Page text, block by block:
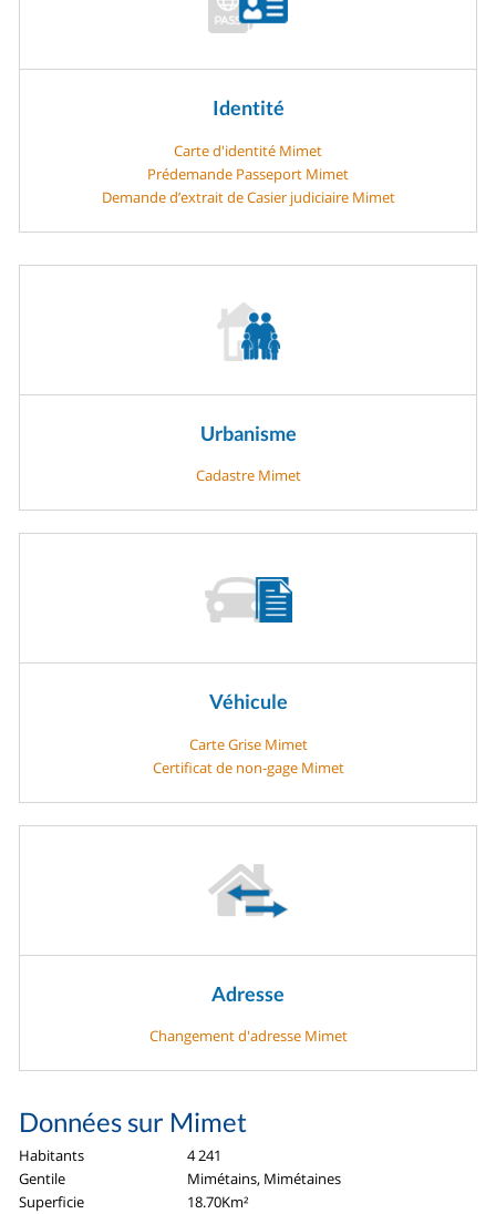
Identité
Carte d'identité Mimet
Prédemande Passeport Mimet
Demande d’extrait de Casier judiciaire Mimet
Urbanisme
Cadastre Mimet
Véhicule
Carte Grise Mimet
Certificat de non-gage Mimet
Adresse
Changement d'adresse Mimet
Données sur Mimet
Habitants
4 241
Gentile
Mimétains, Mimétaines
Superficie
18.70Km²